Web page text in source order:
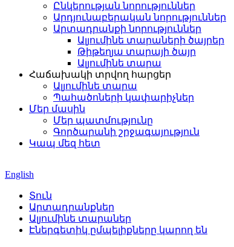
Ընկերության նորություններ
Արդյունաբերական նորություններ
Արտադրանքի նորություններ
Ալյումինե տարաների ծայրեր
Թիթեղյա տարայի ծայր
Ալյումինե տարա
Հաճախակի տրվող հարցեր
Ալյումինե տարա
Պահածոների կափարիչներ
Մեր մասին
Մեր պատմությունը
Գործարանի շրջագայություն
Կապ մեզ հետ
English
Տուն
Արտադրանքներ
Ալյումինե տարաներ
Էներգետիկ ըմպելիքները կարող են